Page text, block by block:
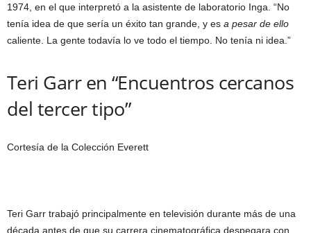
1974, en el que interpretó a la asistente de laboratorio Inga. “No
tenía idea de que sería un éxito tan grande, y es a pesar de ello
caliente. La gente todavía lo ve todo el tiempo. No tenía ni idea.”
Teri Garr en “Encuentros cercanos
del tercer tipo”
Cortesía de la Colección Everett
Teri Garr trabajó principalmente en televisión durante más de una
década antes de que su carrera cinematográfica despegara con